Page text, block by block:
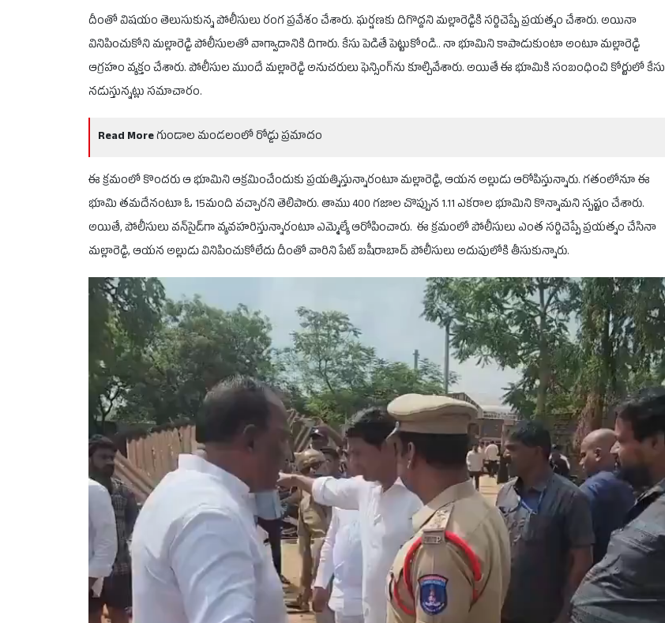
దీంతో విషయం తెలుసుకున్న పోలీసులు రంగ ప్రవేశం చేశారు. ఘర్షణకు దిగొద్దని మల్లారెడ్డికి సర్దిచెప్పే ప్రయత్నం చేశారు. అయినా
వినిపించుకోని మల్లారెడ్డి పోలీసులతో వాగ్వాదానికి దిగారు. కేసు పెడితే పెట్టుకోండి.. నా భూమిని కాపాడుకుంటా అంటూ మల్లారెడ్డి
ఆగ్రహం వ్యక్తం చేశారు. పోలీసుల ముందే మల్లారెడ్డి అనుచరులు ఫెన్సింగ్‌ను కూల్చివేశారు. అయితే ఈ భూమికి సంబంధించి కోర్టులో కేసు
నడుస్తున్నట్లు సమాచారం.
Read Moreగుండాల మండలంలో రోడ్డు ప్రమాదం
ఈ క్రమంలో కొందరు ఆ భూమిని ఆక్రమించేందుకు ప్రయత్నిస్తున్నారంటూ మల్లారెడ్డి, ఆయన అల్లుడు ఆరోపిస్తున్నారు. గతంలోనూ ఈ
భూమి తమదేనంటూ ఓ 15మంది వచ్చారని తెలిపారు. తాము 400 గజాల చొప్పున 1.11 ఎకరాల భూమిని కొన్నామని స్పష్టం చేశారు.
అయితే, పోలీసులు వన్‌సైడ్‌గా వ్యవహరిస్తున్నారంటూ ఎమ్మెల్యే ఆరోపించారు. ఈ క్రమంలో పోలీసులు ఎంత సర్దిచెప్పే ప్రయత్నం చేసినా
మల్లారెడ్డి, ఆయన అల్లుడు వినిపించుకోలేదు దీంతో వారిని పేట్ బషీరాబాద్ పోలీసులు అదుపులోకి తీసుకున్నారు.